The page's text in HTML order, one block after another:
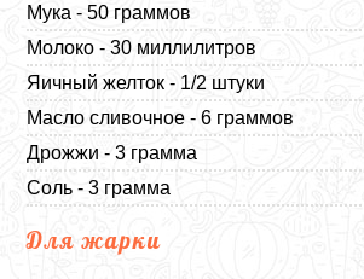
Мука - 50 граммов
Молоко - 30 миллилитров
Яичный желток - 1/2 штуки
Масло сливочное - 6 граммов
Дрожжи - 3 грамма
Соль - 3 грамма
Для жарки